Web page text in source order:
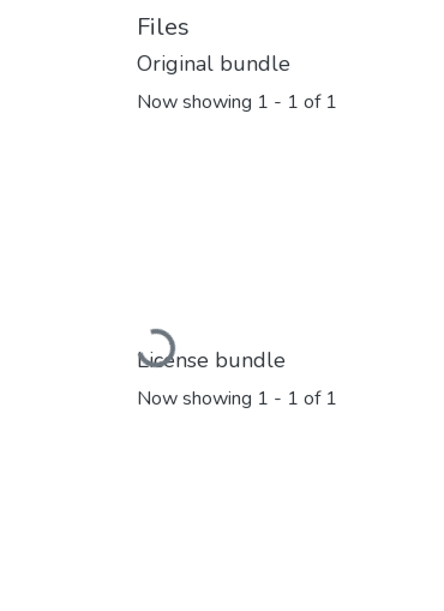
Files
Original bundle
Now showing 1 - 1 of 1
Loading...
License bundle
Now showing 1 - 1 of 1